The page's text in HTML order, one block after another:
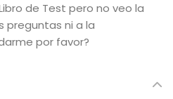
de Test pero no veo la
preguntas ni a la
por favor?